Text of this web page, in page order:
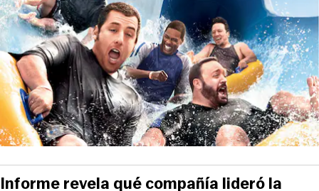
Informe revela qué compañía lideró la